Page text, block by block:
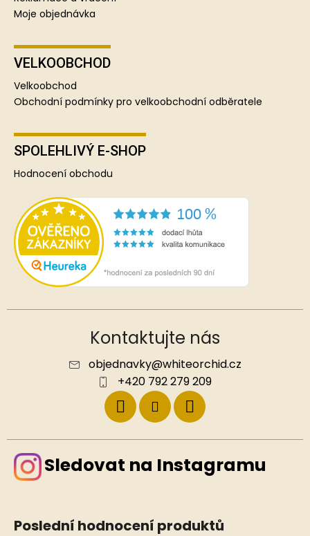
Moje objednávka
VELKOOBCHOD
Velkoobchod
Obchodní podmínky pro velkoobchodní odběratele
SPOLEHLIVÝ E-SHOP
Hodnocení obchodu
Kontaktujte nás
objednavky@whiteorchid.cz
+420 792 279 209
Sledovat na Instagramu
Poslední hodnocení produktů